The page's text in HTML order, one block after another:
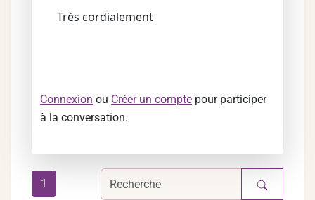
Très cordialement
Connexion ou Créer un compte pour participer
à la conversation.
1